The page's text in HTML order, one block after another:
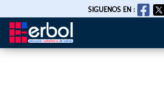
Pasar
SIGUENOS EN :